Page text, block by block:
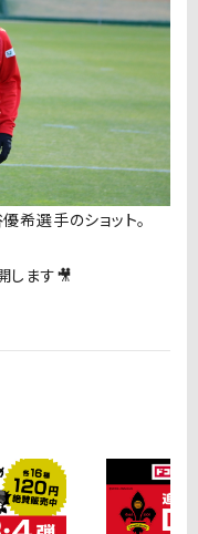
希選手のショット。
します🎥